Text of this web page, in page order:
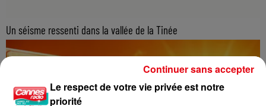
Un séisme ressenti dans la vallée de la Tinée
Le respect de votre vie privée est notre
priorité
Continuer sans accepter